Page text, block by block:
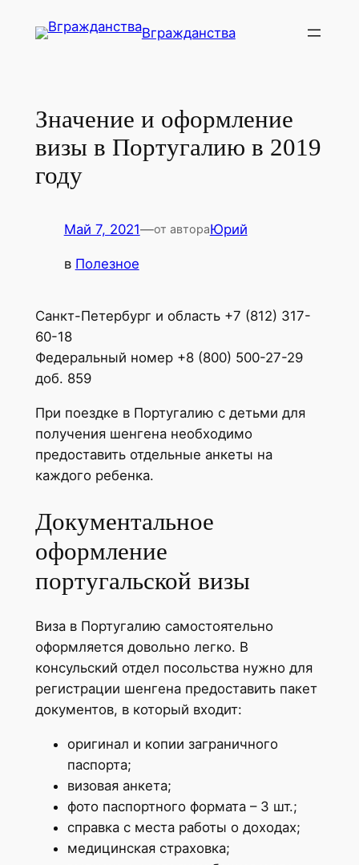
Вгражданства
Значение и оформление
визы в Португалию в 2019
году
Май 7, 2021—от автораЮрий
в Полезное
Санкт-Петербург и область +7 (812) 317-
60-18
Федеральный номер +8 (800) 500-27-29
доб. 859
При поездке в Португалию с детьми для
получения шенгена необходимо
предоставить отдельные анкеты на
каждого ребенка.
Документальное
оформление
португальской визы
Виза в Португалию самостоятельно
оформляется довольно легко. В
консульский отдел посольства нужно для
регистрации шенгена предоставить пакет
документов, в который входит:
оригинал и копии заграничного
паспорта;
визовая анкета;
фото паспортного формата – 3 шт.;
справка с места работы о доходах;
медицинская страховка;